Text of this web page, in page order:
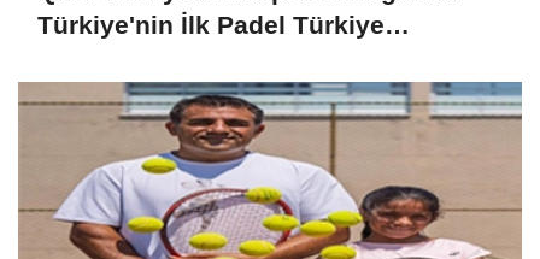
Türkiye'nin İlk Padel Türkiye